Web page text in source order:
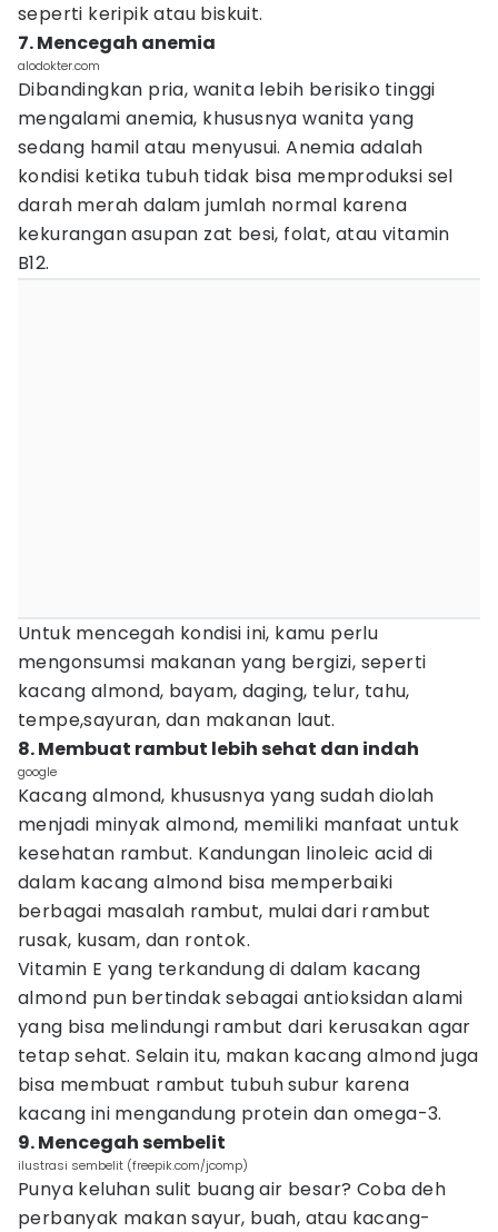
seperti keripik atau biskuit.
7. Mencegah anemia
alodokter.com
Dibandingkan pria, wanita lebih berisiko tinggi
mengalami anemia, khususnya wanita yang
sedang hamil atau menyusui. Anemia adalah
kondisi ketika tubuh tidak bisa memproduksi sel
darah merah dalam jumlah normal karena
kekurangan asupan zat besi, folat, atau vitamin
B12.
Untuk mencegah kondisi ini, kamu perlu
mengonsumsi makanan yang bergizi, seperti
kacang almond, bayam, daging, telur, tahu,
tempe,sayuran, dan makanan laut.
8. Membuat rambut lebih sehat dan indah
google
Kacang almond, khususnya yang sudah diolah
menjadi minyak almond, memiliki manfaat untuk
kesehatan rambut. Kandungan linoleic acid di
dalam kacang almond bisa memperbaiki
berbagai masalah rambut, mulai dari rambut
rusak, kusam, dan rontok.
Vitamin E yang terkandung di dalam kacang
almond pun bertindak sebagai antioksidan alami
yang bisa melindungi rambut dari kerusakan agar
tetap sehat. Selain itu, makan kacang almond juga
bisa membuat rambut tubuh subur karena
kacang ini mengandung protein dan omega-3.
9. Mencegah sembelit
ilustrasi sembelit (freepik.com/jcomp)
Punya keluhan sulit buang air besar? Coba deh
perbanyak makan sayur, buah, atau kacang-